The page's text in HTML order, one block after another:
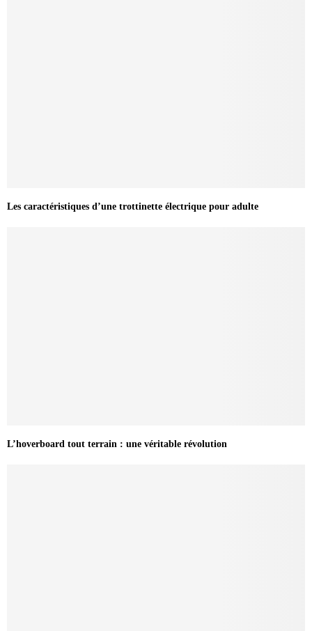
Les caractéristiques d’une trottinette électrique pour adulte
L’hoverboard tout terrain : une véritable révolution